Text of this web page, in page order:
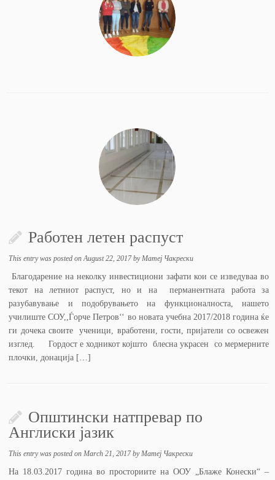
Работен летен распуст
This entry was posted onAugust 22, 2017 byМатеј Чакрески
Благодарение на неколку инвестициони зафати кои се изведуваа во
текот на летниот распуст, но и на перманентната работа за
разубавување и подобрувањето на функционалноста, нашето
училиште СОУ,,Ѓорче Петров‘‘ во новата учебна 2017/2018 година ќе
ги дочека своите ученици, вработени, гости, пријатели со освежен
изглед. Гордост е ходникот којшто блесна украсен со мермерните
плочки, донација […]
Општински натпревар по
Англиски јазик
This entry was posted onMarch 21, 2017 byМатеј Чакрески
На 18.03.2017 година во просториите на ООУ „Блаже Конески“ –